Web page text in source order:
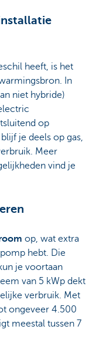
heeft, is het
In
niet hybride)
op
je deels op gas,
Meer
vind je
op, wat extra
hebt. Die
je voortaan
van 5 kWp dekt
verbruik. Met
ongeveer 4.500
meestal tussen 7